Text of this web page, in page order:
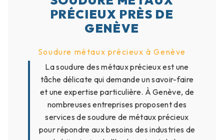
PRÉCIEUX PRÈS DE
GENÈVE
Soudure métaux précieux à Genève
La soudure des métaux précieux est une
tâche délicate qui demande un savoir-faire
et une expertise particulière. À Genève, de
nombreuses entreprises proposent des
services de soudure de métaux précieux
pour répondre aux besoins des industries de